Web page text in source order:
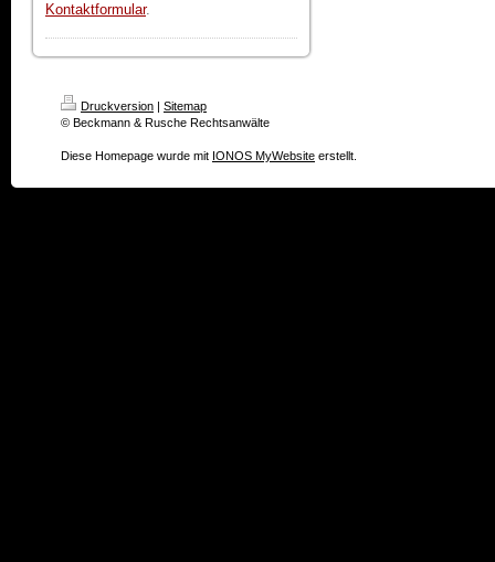
Kontaktformular.
Druckversion | Sitemap
© Beckmann & Rusche Rechtsanwälte
Diese Homepage wurde mit IONOS MyWebsite erstellt.